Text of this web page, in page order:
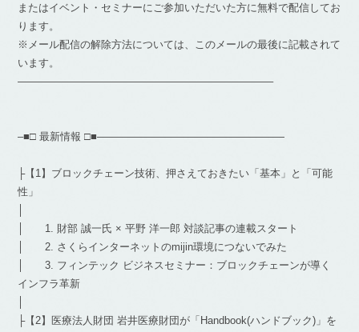
またはイベント・セミナーにご参加いただいた方に無料で配信してお
ります。
※メール配信の解除方法については、このメールの最後に記載されて
います。
————————————————————————–
–■□ 最新情報 □■——————————————————
├【1】ブロックチェーン技術、押さえておきたい「基本」と「可能
性」
│ 1. 財部 誠一氏 × 平野 洋一郎 対談記事の連載スタート
│ 2. さくらインターネットのmijin環境につないでみた
│ 3. フィンテック ビジネスセミナー：ブロックチェーンが導く
インフラ革新
├【2】医療法人財団 岩井医療財団が「Handbook(ハンドブック)」を